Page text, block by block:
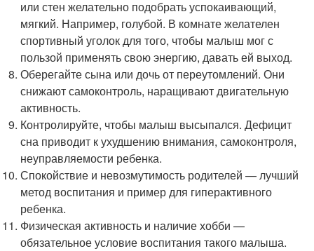
или стен желательно подобрать успокаивающий,
мягкий. Например, голубой. В комнате желателен
спортивный уголок для того, чтобы малыш мог с
пользой применять свою энергию, давать ей выход.
Оберегайте сына или дочь от переутомлений. Они
снижают самоконтроль, наращивают двигательную
активность.
Контролируйте, чтобы малыш высыпался. Дефицит
сна приводит к ухудшению внимания, самоконтроля,
неуправляемости ребенка.
Спокойствие и невозмутимость родителей — лучший
метод воспитания и пример для гиперактивного
ребенка.
Физическая активность и наличие хобби —
обязательное условие воспитания такого малыша.